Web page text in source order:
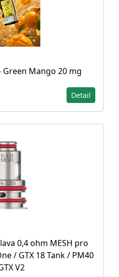
Green Mango 20 mg
Detail
0,4 ohm MESH pro
/ GTX 18 Tank / PM40
V2